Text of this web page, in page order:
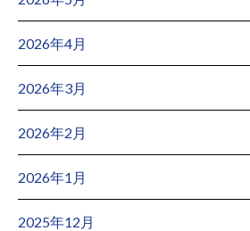
2026年4月
2026年3月
2026年2月
2026年1月
2025年12月